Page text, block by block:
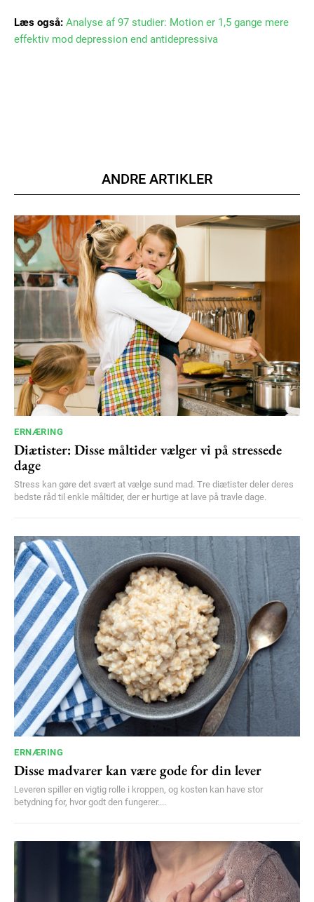
Praesent euismod ac
Nullam eu erat condimentum
Donec quis est ac felis
Orci varius natoque dolor
YEARLY PRICING MONTHLY PRICING
Læs også: Analyse af 97 studier: Motion er 1,5 gange mere
effektiv mod depression end antidepressiva
ANDRE ARTIKLER
ERNÆRING
Diætister: Disse måltider vælger vi på stressede
dage
Stress kan gøre det svært at vælge sund mad. Tre diætister deler deres
bedste råd til enkle måltider, der er hurtige at lave på travle dage.
ERNÆRING
Disse madvarer kan være gode for din lever
Leveren spiller en vigtig rolle i kroppen, og kosten kan have stor
betydning for, hvor godt den fungerer....